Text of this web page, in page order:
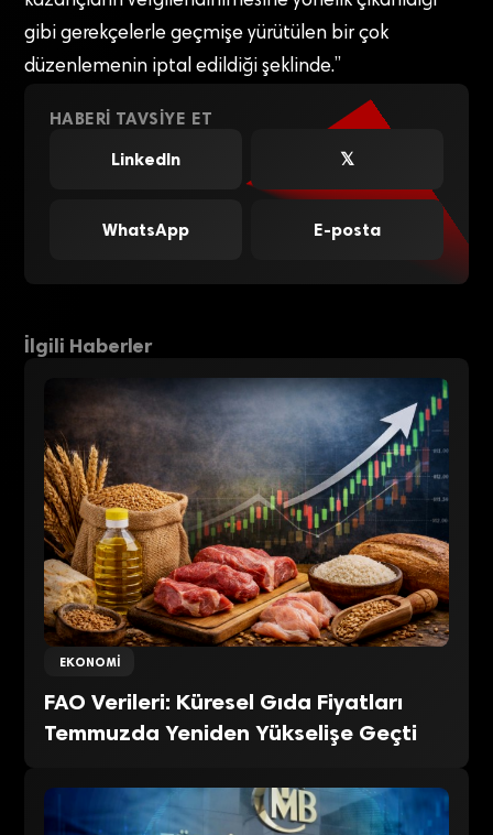
gibi gerekçelerle geçmişe yürütülen bir çok
düzenlemenin iptal edildiği şeklinde.”
HABERI TAVSIYE ET
LinkedIn
𝕏
WhatsApp E-posta
İlgili Haberler
EKONOMI
FAO Verileri: Küresel Gıda Fiyatları
Temmuzda Yeniden Yükselişe Geçti